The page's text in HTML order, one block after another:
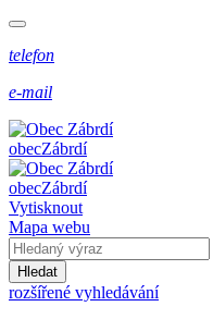
telefon
e-mail
obecZábrdí
obecZábrdí
Vytisknout
Mapa webu
Hledat
rozšířené vyhledávání